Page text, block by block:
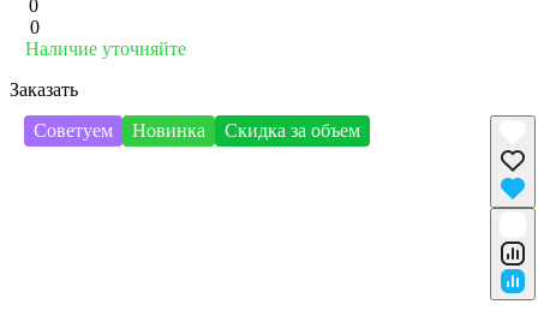
0
0
Наличие уточняйте
Заказать
Советуем
Новинка Скидка за объем